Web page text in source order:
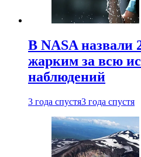
В NASA назвали
жарким за всю
наблюдений
3 года спустя3 года спустя